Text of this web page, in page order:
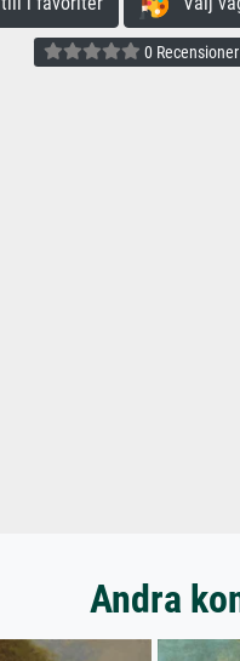
0 Recensioner
Andra